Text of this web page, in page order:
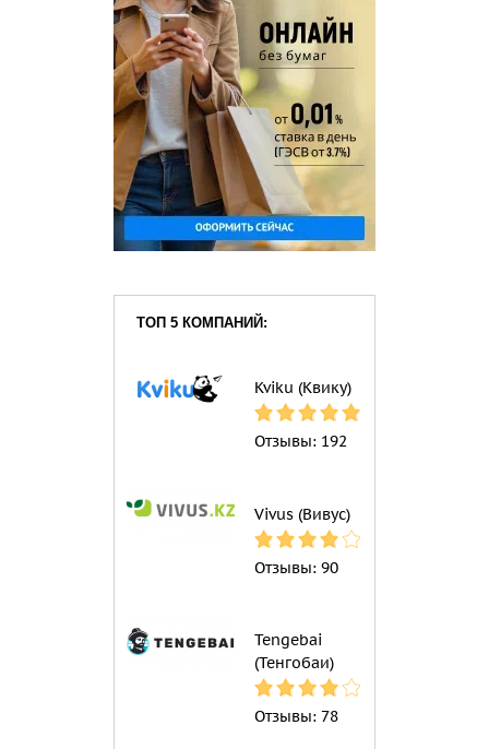
ТОП 5 КОМПАНИЙ:
Kviku (Квику)
Отзывы: 192
Vivus (Вивус)
Отзывы: 90
Tengebai
(Тенгобаи)
Отзывы: 78